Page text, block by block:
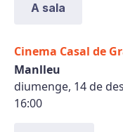
A sala
Cinema Casal de
Manlleu
diumenge, 14 de
16:00